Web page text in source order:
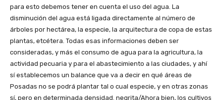
para esto debemos tener en cuenta el uso del agua. La
disminución del agua está ligada directamente al número de
árboles por hectárea, la especie, la arquitectura de copa de estas
plantas, etcétera. Todas esas informaciones deben ser
consideradas, y más el consumo de agua para la agricultura, la
actividad pecuaria y para el abastecimiento a las ciudades, y ahí
sí establecemos un balance que va a decir en qué áreas de
Posadas no se podrá plantar tal o cual especie, y en otras zonas
sí, pero en determinada densidad. negrita/Ahora bien, los cultivos